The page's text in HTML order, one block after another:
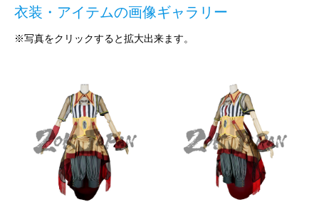
衣装・アイテムの画像ギャラリー
※写真をクリックすると拡大出来ます。